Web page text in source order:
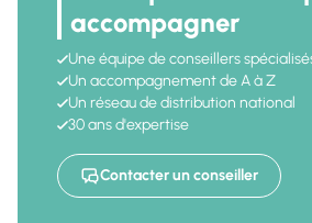
accompagner
Une équipe de conseillers
Un accompagnement de A à Z
Un réseau de distribution national
30 ans d'expertise
Contacter un conseiller